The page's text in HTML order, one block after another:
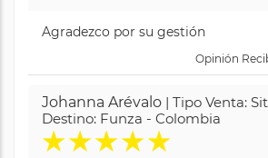
Agradezco por su gestión
Opinión
Johanna Arévalo | Tipo Venta:
Destino: Funza - Colombia
★★★★★